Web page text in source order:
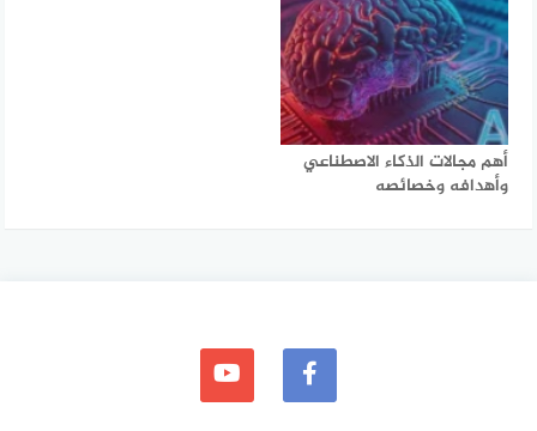
أهم مجالات الذكاء الاصطناعي
وأهدافه وخصائصه